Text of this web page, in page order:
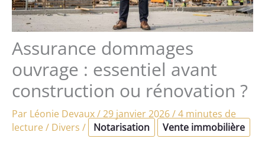
Assurance dommages
ouvrage : essentiel avant
construction ou rénovation ?
Par Léonie Devaux/29 janvier 2026/4 minutes de
lecture/ Divers / Notarisation Vente immobilière